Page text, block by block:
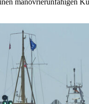
manövrierunfähigen